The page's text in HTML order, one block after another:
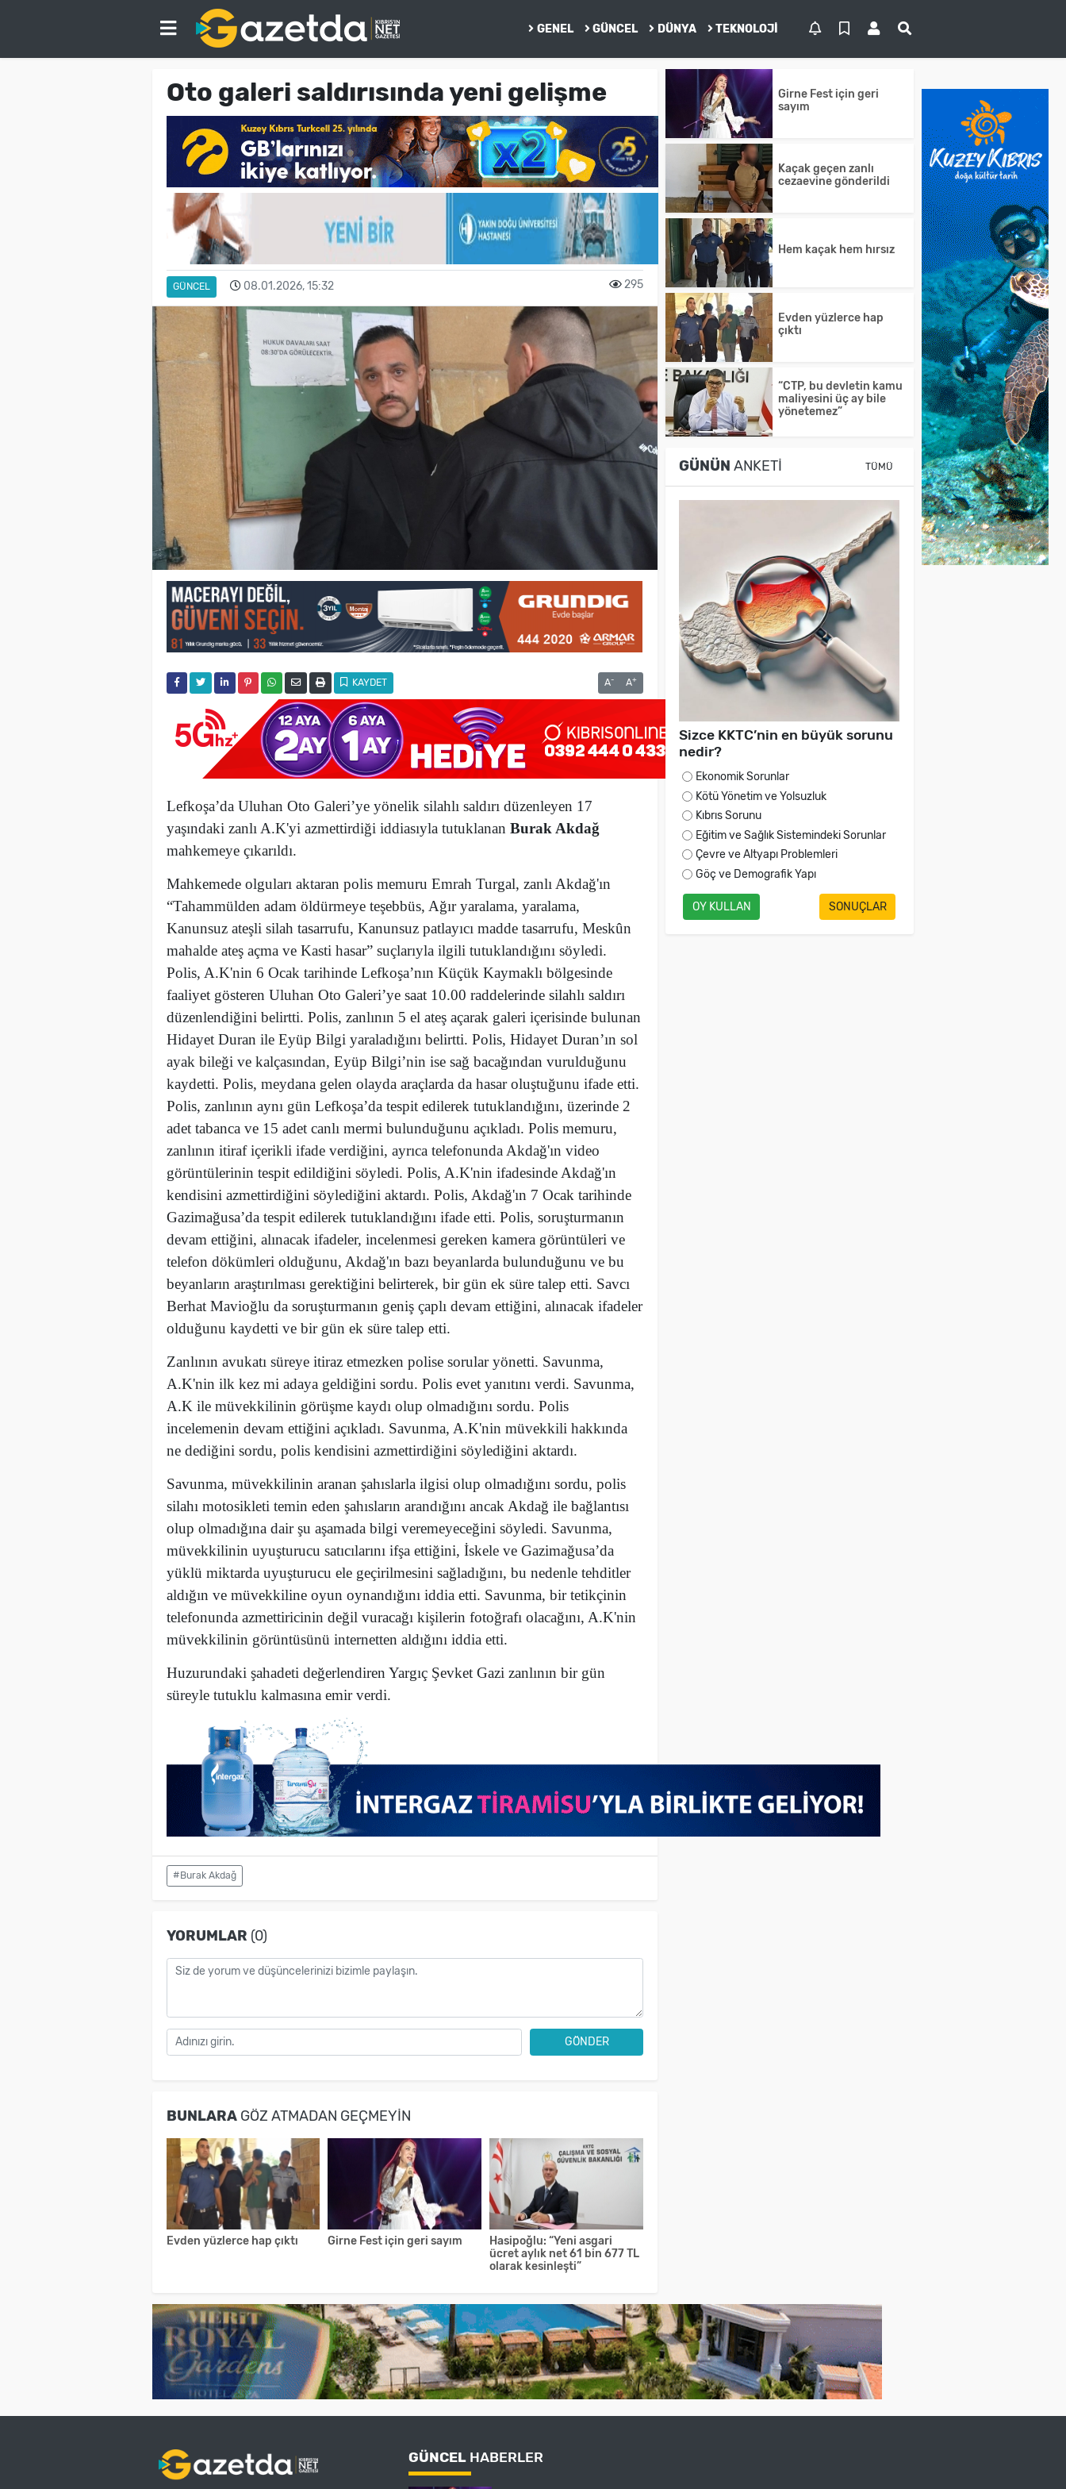
GENEL GÜNCEL DÜNYA TEKNOLOJI
Oto galeri saldırısında yeni gelişme
GÜNCEL 08.01.2026, 15:32 295
KAYDET A- A+
Lefkoşa’da Uluhan Oto Galeri’ye yönelik silahlı saldırı düzenleyen 17
yaşındaki zanlı A.K'yi azmettirdiği iddiasıyla tutuklanan Burak Akdağ
mahkemeye çıkarıldı.
Mahkemede olguları aktaran polis memuru Emrah Turgal, zanlı Akdağ'ın
“Tahammülden adam öldürmeye teşebbüs, Ağır yaralama, yaralama,
Kanunsuz ateşli silah tasarrufu, Kanunsuz patlayıcı madde tasarrufu, Meskûn
mahalde ateş açma ve Kasti hasar” suçlarıyla ilgili tutuklandığını söyledi.
Polis, A.K'nin 6 Ocak tarihinde Lefkoşa’nın Küçük Kaymaklı bölgesinde
faaliyet gösteren Uluhan Oto Galeri’ye saat 10.00 raddelerinde silahlı saldırı
düzenlendiğini belirtti. Polis, zanlının 5 el ateş açarak galeri içerisinde bulunan
Hidayet Duran ile Eyüp Bilgi yaraladığını belirtti. Polis, Hidayet Duran’ın sol
ayak bileği ve kalçasından, Eyüp Bilgi’nin ise sağ bacağından vurulduğunu
kaydetti. Polis, meydana gelen olayda araçlarda da hasar oluştuğunu ifade etti.
Polis, zanlının aynı gün Lefkoşa’da tespit edilerek tutuklandığını, üzerinde 2
adet tabanca ve 15 adet canlı mermi bulunduğunu açıkladı. Polis memuru,
zanlının itiraf içerikli ifade verdiğini, ayrıca telefonunda Akdağ'ın video
görüntülerinin tespit edildiğini söyledi. Polis, A.K'nin ifadesinde Akdağ'ın
kendisini azmettirdiğini söylediğini aktardı. Polis, Akdağ'ın 7 Ocak tarihinde
Gazimağusa’da tespit edilerek tutuklandığını ifade etti. Polis, soruşturmanın
devam ettiğini, alınacak ifadeler, incelenmesi gereken kamera görüntüleri ve
telefon dökümleri olduğunu, Akdağ'ın bazı beyanlarda bulunduğunu ve bu
beyanların araştırılması gerektiğini belirterek, bir gün ek süre talep etti. Savcı
Berhat Mavioğlu da soruşturmanın geniş çaplı devam ettiğini, alınacak ifadeler
olduğunu kaydetti ve bir gün ek süre talep etti.
Zanlının avukatı süreye itiraz etmezken polise sorular yönetti. Savunma,
A.K'nin ilk kez mi adaya geldiğini sordu. Polis evet yanıtını verdi. Savunma,
A.K ile müvekkilinin görüşme kaydı olup olmadığını sordu. Polis
incelemenin devam ettiğini açıkladı. Savunma, A.K'nin müvekkili hakkında
ne dediğini sordu, polis kendisini azmettirdiğini söylediğini aktardı.
Savunma, müvekkilinin aranan şahıslarla ilgisi olup olmadığını sordu, polis
silahı motosikleti temin eden şahısların arandığını ancak Akdağ ile bağlantısı
olup olmadığına dair şu aşamada bilgi veremeyeceğini söyledi. Savunma,
müvekkilinin uyuşturucu satıcılarını ifşa ettiğini, İskele ve Gazimağusa’da
yüklü miktarda uyuşturucu ele geçirilmesini sağladığını, bu nedenle tehditler
aldığın ve müvekkiline oyun oynandığını iddia etti. Savunma, bir tetikçinin
telefonunda azmettiricinin değil vuracağı kişilerin fotoğrafı olacağını, A.K'nin
müvekkilinin görüntüsünü internetten aldığını iddia etti.
Huzurundaki şahadeti değerlendiren Yargıç Şevket Gazi zanlının bir gün
süreyle tutuklu kalmasına emir verdi.
#Burak Akdağ
YORUMLAR (0)
GÖNDER
BUNLARAGÖZ ATMADAN GEÇMEYIN
Evden yüzlerce hap çıktı Girne Fest için geri sayım
Hasipoğlu: “Yeni asgari
ücret aylık net 61 bin 677 TL
olarak kesinleşti”
Girne Fest için geri
sayım
Kaçak geçen zanlı
cezaevine gönderildi
Hem kaçak hem hırsız
Evden yüzlerce hap
çıktı
“CTP, bu devletin kamu
maliyesini üç ay bile
yönetemez”
GÜNÜN ANKETI TÜMÜ
Sizce KKTC’nin en büyük sorunu
nedir?
Ekonomik Sorunlar
Kötü Yönetim ve Yolsuzluk
Kıbrıs Sorunu
Eğitim ve Sağlık Sistemindeki Sorunlar
Çevre ve Altyapı Problemleri
Göç ve Demografik Yapı
OY KULLAN SONUÇLAR
GÜNCEL HABERLER